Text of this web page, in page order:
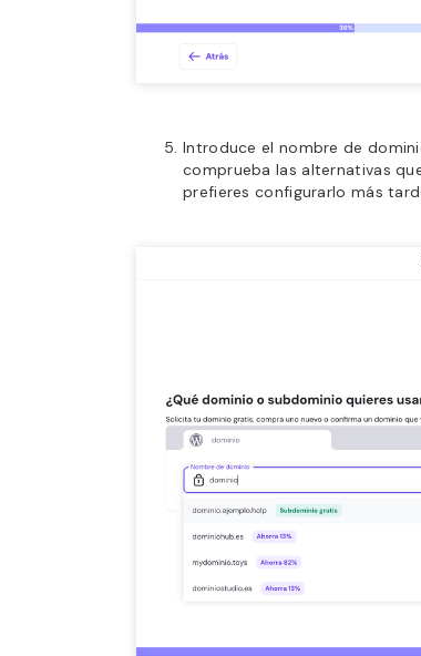
Introduce el nombre de
comprueba las alternativas
prefieres configurarlo más